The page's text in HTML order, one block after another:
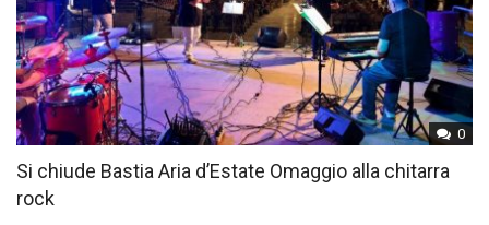
0
Si chiude Bastia Aria d’Estate Omaggio alla chitarra
rock